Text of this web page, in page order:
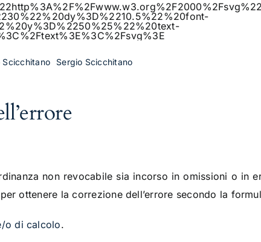
Scicchitano Sergio Scicchitano
non revocabile sia incorso in omissioni o in
ottenere la correzione dell’errore secondo la
o di calcolo.